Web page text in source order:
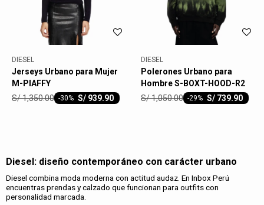
DIESEL
Jerseys Urbano para Mujer
M-PIAFFY
S/ 939.90
-30
S/1,350.00
DIESEL
Polerones Urbano para
Hombre S-BOXT-HOOD-R2
S/ 739.90
-29
S/1,050.00
Diesel: diseño contemporáneo con carácter urbano
Diesel combina moda moderna con actitud audaz. En Inbox Perú
encuentras prendas y calzado que funcionan para outfits con
personalidad marcada.